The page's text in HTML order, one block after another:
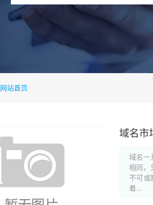
网站首页
域名市
域名一
相同，
不可或
着...